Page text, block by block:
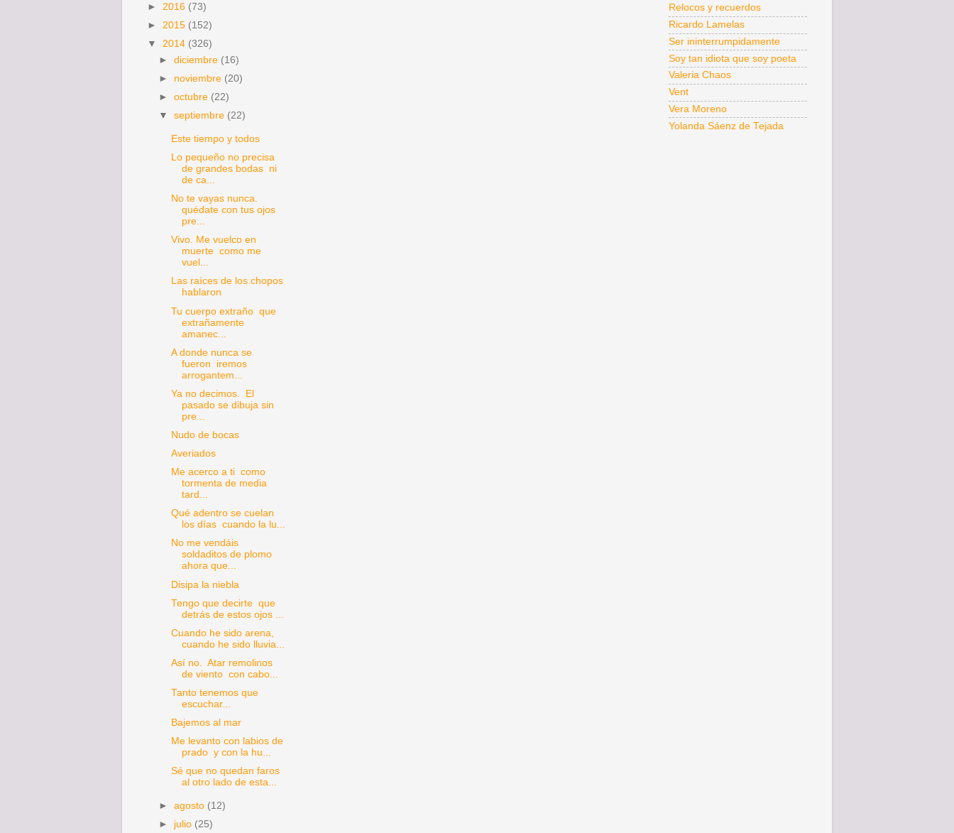
► 2016 (73)
► 2015 (152)
▼ 2014 (326)
►diciembre (16)
► noviembre (20)
►octubre (22)
▼septiembre (22)
Este tiempo y todos
Lo pequeño no precisa
de grandes bodas ni
de ca...
No te vayas nunca.
quédate con tus ojos
pre...
Vivo. Me vuelco en
muerte como me
vuel...
Las raíces de los chopos
hablaron
Tu cuerpo extraño que
extrañamente
amanec...
A donde nunca se
fueron iremos
arrogantem...
Ya no decimos. El
pasado se dibuja sin
pre...
Nudo de bocas
Averiados
Me acerco a ti como
tormenta de media
tard...
Qué adentro se cuelan
los días cuando la lu...
No me vendáis
soldaditos de plomo
ahora que...
Disipa la niebla
Tengo que decirte que
detrás de estos ojos ...
Cuando he sido arena,
cuando he sido lluvia...
Así no. Atar remolinos
de viento con cabo...
Tanto tenemos que
escuchar...
Bajemos al mar
Me levanto con labios de
prado y con la hu...
Sé que no quedan faros
al otro lado de esta...
►agosto (12)
► julio (25)
Relocos y recuerdos
Ricardo Lamelas
Ser ininterrumpidamente
Soy tan idiota que soy poeta
Valeria Chaos
Vent
Vera Moreno
Yolanda Sáenz de Tejada